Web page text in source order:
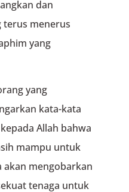
dan
terus menerus
yang
yang
kata-kata
Allah bahwa
mampu untuk
akan mengobarkan
tenaga untuk